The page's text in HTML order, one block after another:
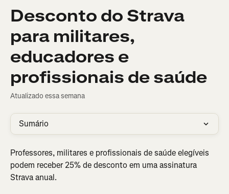
Desconto do Strava
para militares,
educadores e
profissionais de saúde
Atualizado essa semana
Sumário
Professores, militares e profissionais de saúde elegíveis
podem receber 25% de desconto em uma assinatura
Strava anual.